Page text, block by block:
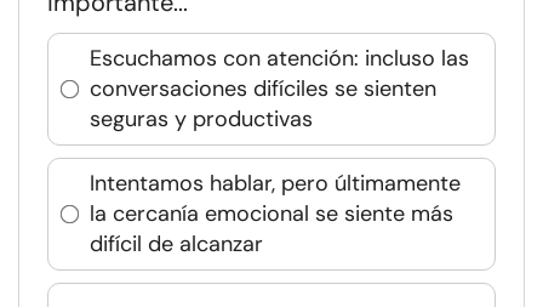
Escuchamos con atención: incluso las
conversaciones difíciles se sienten
seguras y productivas
Intentamos hablar, pero últimamente
la cercanía emocional se siente más
difícil de alcanzar